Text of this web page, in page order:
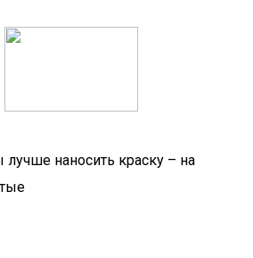
наносить краску – на